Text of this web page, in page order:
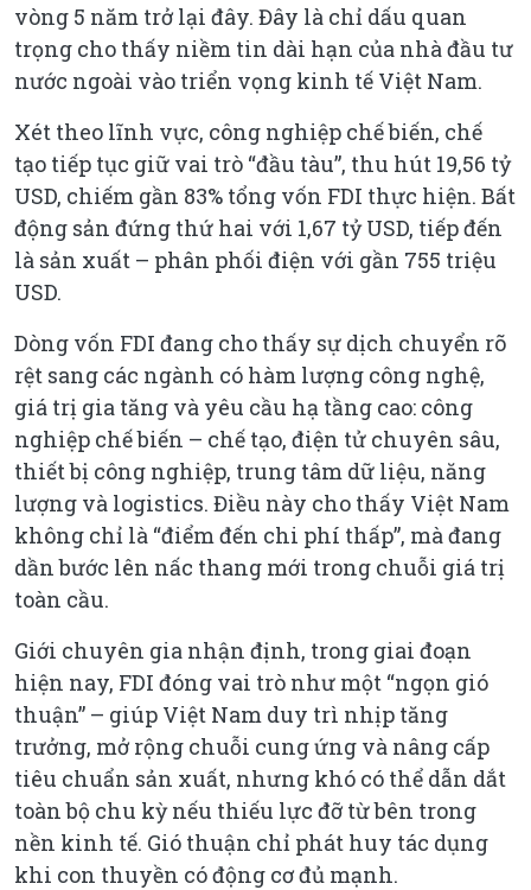
vòng 5 năm trở lại đây. Đây là chỉ dấu quan
trọng cho thấy niềm tin dài hạn của nhà đầu tư
nước ngoài vào triển vọng kinh tế Việt Nam.
Xét theo lĩnh vực, công nghiệp chế biến, chế
tạo tiếp tục giữ vai trò “đầu tàu”, thu hút 19,56 tỷ
USD, chiếm gần 83% tổng vốn FDI thực hiện. Bất
động sản đứng thứ hai với 1,67 tỷ USD, tiếp đến
là sản xuất – phân phối điện với gần 755 triệu
USD.
Dòng vốn FDI đang cho thấy sự dịch chuyển rõ
rệt sang các ngành có hàm lượng công nghệ,
giá trị gia tăng và yêu cầu hạ tầng cao: công
nghiệp chế biến – chế tạo, điện tử chuyên sâu,
thiết bị công nghiệp, trung tâm dữ liệu, năng
lượng và logistics. Điều này cho thấy Việt Nam
không chỉ là “điểm đến chi phí thấp”, mà đang
dần bước lên nấc thang mới trong chuỗi giá trị
toàn cầu.
Giới chuyên gia nhận định, trong giai đoạn
hiện nay, FDI đóng vai trò như một “ngọn gió
thuận” – giúp Việt Nam duy trì nhịp tăng
trưởng, mở rộng chuỗi cung ứng và nâng cấp
tiêu chuẩn sản xuất, nhưng khó có thể dẫn dắt
toàn bộ chu kỳ nếu thiếu lực đỡ từ bên trong
nền kinh tế. Gió thuận chỉ phát huy tác dụng
khi con thuyền có động cơ đủ mạnh.